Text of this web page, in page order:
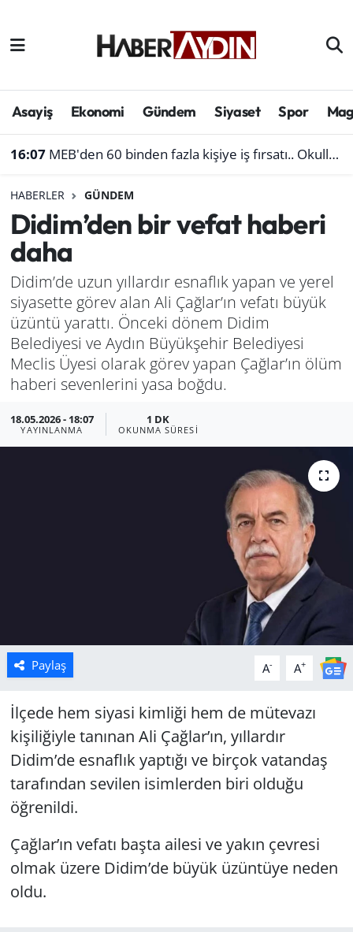
Asayiş Ekonomi Gündem Siyaset Spor
16:07 MEB'den 60 binden fazla kişiye iş fırsatı.. Okullara personel alınacak
HABERLER GÜNDEM
Didim’den bir vefat haberi
daha
Didim’de uzun yıllardır esnaflık yapan ve yerel
siyasette görev alan Ali Çağlar’ın vefatı büyük
üzüntü yarattı. Önceki dönem Didim
Belediyesi ve Aydın Büyükşehir Belediyesi
Meclis Üyesi olarak görev yapan Çağlar’ın ölüm
haberi sevenlerini yasa boğdu.
18.05.2026 - 18:07
YAYINLANMA
1 DK
OKUNMA SÜRESI
Paylaş A- A+
İlçede hem siyasi kimliği hem de mütevazı
kişiliğiyle tanınan Ali Çağlar’ın, yıllardır
Didim’de esnaflık yaptığı ve birçok vatandaş
tarafından sevilen isimlerden biri olduğu
öğrenildi.
Çağlar’ın vefatı başta ailesi ve yakın çevresi
olmak üzere Didim’de büyük üzüntüye neden
oldu.
Afyonkarahisar
Çevre
Genel
Haber
Izmir
Kütahya
Manisa
Muğla
Aydın Hava Durumu
Süper Lig Puan Durumu ve Fikstür
Son Dakika Haberleri
Haber Arşivi